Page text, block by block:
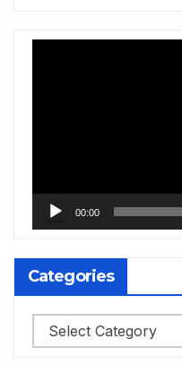
00:00
Categories
Categories